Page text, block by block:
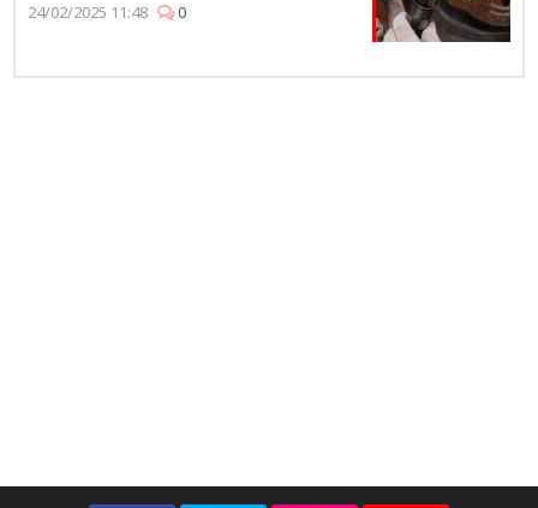
24/02/2025 11:48
0